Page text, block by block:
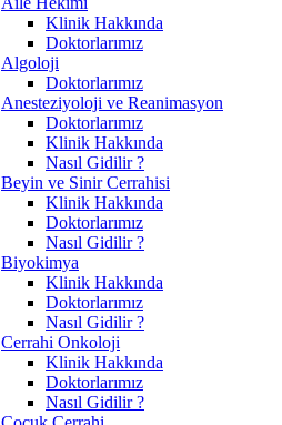
Klinik Hakkında
Doktorlarımız
Algoloji
Doktorlarımız
Anesteziyoloji ve Reanimasyon
Doktorlarımız
Klinik Hakkında
Nasıl Gidilir ?
Beyin ve Sinir Cerrahisi
Klinik Hakkında
Doktorlarımız
Nasıl Gidilir ?
Biyokimya
Klinik Hakkında
Doktorlarımız
Nasıl Gidilir ?
Cerrahi Onkoloji
Klinik Hakkında
Doktorlarımız
Nasıl Gidilir ?